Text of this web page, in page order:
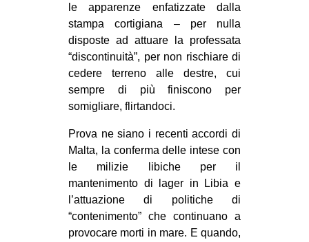
le apparenze enfatizzate dalla
stampa cortigiana – per nulla
disposte ad attuare la professata
“discontinuità”, per non rischiare di
cedere terreno alle destre, cui
sempre di più finiscono per
somigliare, flirtandoci.
Prova ne siano i recenti accordi di
Malta, la conferma delle intese con
le milizie libiche per il
mantenimento di lager in Libia e
l’attuazione di politiche di
“contenimento” che continuano a
provocare morti in mare. E quando,